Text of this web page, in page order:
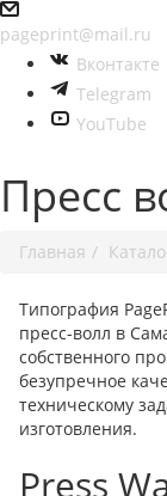
pageprint@mail.ru
Вконтакте
Telegram
YouTube
Пресс
Главная
Типография
пресс-волл в
собственного
безупречное
техническому
изготовления.
Press